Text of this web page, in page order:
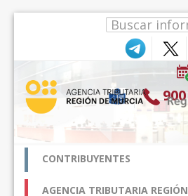
CONTRIBUYENTES
AGENCIA TRIBUTARIA